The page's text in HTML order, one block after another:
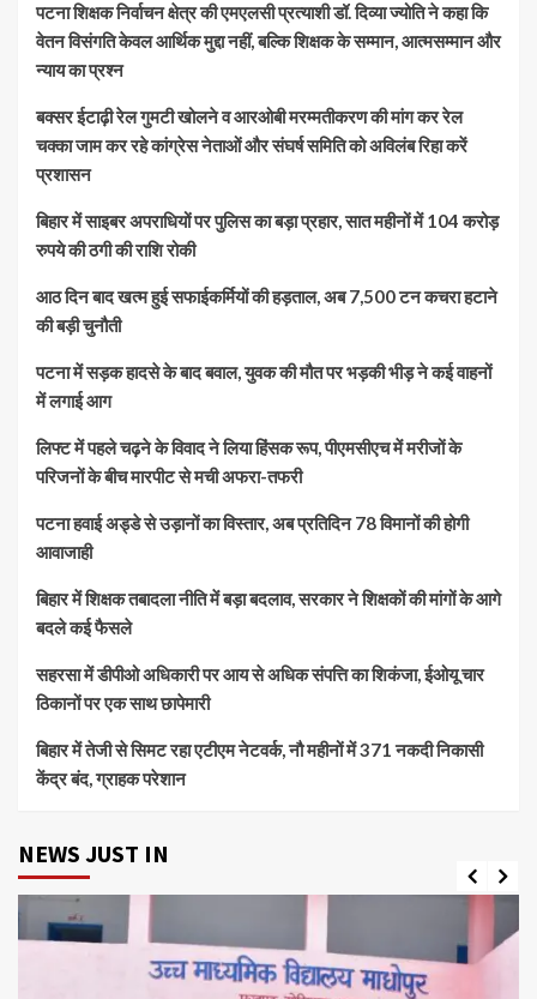
पटना शिक्षक निर्वाचन क्षेत्र की एमएलसी प्रत्याशी डॉ. दिव्या ज्योति ने कहा कि
वेतन विसंगति केवल आर्थिक मुद्दा नहीं, बल्कि शिक्षक के सम्मान, आत्मसम्मान और
न्याय का प्रश्न
बक्सर ईटाढ़ी रेल गुमटी खोलने व आरओबी मरम्मतीकरण की मांग कर रेल
चक्का जाम कर रहे कांग्रेस नेताओं और संघर्ष समिति को अविलंब रिहा करें
प्रशासन
बिहार में साइबर अपराधियों पर पुलिस का बड़ा प्रहार, सात महीनों में 104 करोड़
रुपये की ठगी की राशि रोकी
आठ दिन बाद खत्म हुई सफाईकर्मियों की हड़ताल, अब 7,500 टन कचरा हटाने
की बड़ी चुनौती
पटना में सड़क हादसे के बाद बवाल, युवक की मौत पर भड़की भीड़ ने कई वाहनों
में लगाई आग
लिफ्ट में पहले चढ़ने के विवाद ने लिया हिंसक रूप, पीएमसीएच में मरीजों के
परिजनों के बीच मारपीट से मची अफरा-तफरी
पटना हवाई अड्डे से उड़ानों का विस्तार, अब प्रतिदिन 78 विमानों की होगी
आवाजाही
बिहार में शिक्षक तबादला नीति में बड़ा बदलाव, सरकार ने शिक्षकों की मांगों के आगे
बदले कई फैसले
सहरसा में डीपीओ अधिकारी पर आय से अधिक संपत्ति का शिकंजा, ईओयू चार
ठिकानों पर एक साथ छापेमारी
बिहार में तेजी से सिमट रहा एटीएम नेटवर्क, नौ महीनों में 371 नकदी निकासी
केंद्र बंद, ग्राहक परेशान
NEWS JUST IN